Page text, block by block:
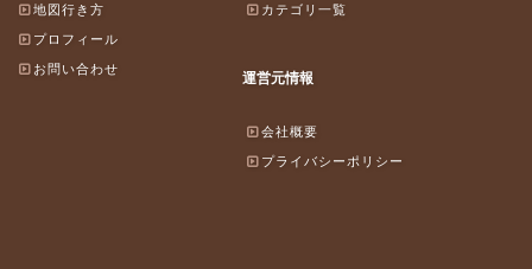
地図行き方
プロフィール
お問い合わせ
カテゴリ一覧
運営元情報
会社概要
プライバシーポリシー